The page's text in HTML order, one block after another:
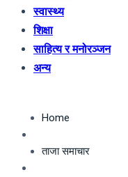
स्वास्थ्य
शिक्षा
साहित्य र मनोरञ्जन
अन्य
Home
ताजा समाचार